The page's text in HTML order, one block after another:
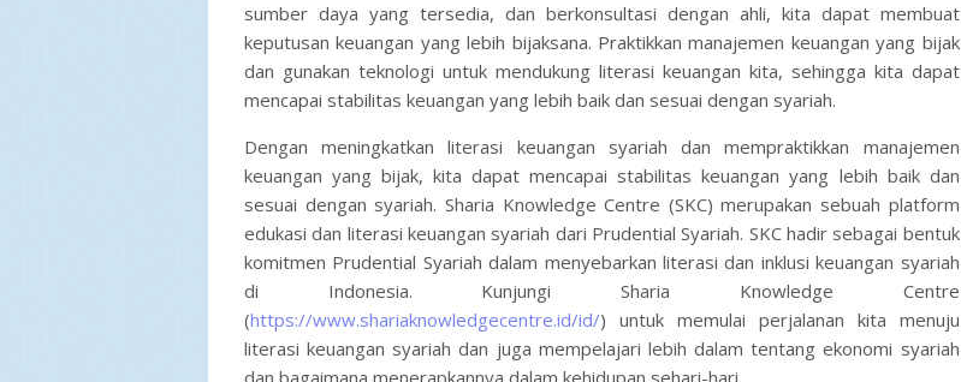
sumber daya yang tersedia, dan berkonsultasi dengan ahli, kita dapat membuat
keputusan keuangan yang lebih bijaksana. Praktikkan manajemen keuangan yang bijak
dan gunakan teknologi untuk mendukung literasi keuangan kita, sehingga kita dapat
mencapai stabilitas keuangan yang lebih baik dan sesuai dengan syariah.
Dengan meningkatkan literasi keuangan syariah dan mempraktikkan manajemen
keuangan yang bijak, kita dapat mencapai stabilitas keuangan yang lebih baik dan
sesuai dengan syariah. Sharia Knowledge Centre (SKC) merupakan sebuah platform
edukasi dan literasi keuangan syariah dari Prudential Syariah. SKC hadir sebagai bentuk
komitmen Prudential Syariah dalam menyebarkan literasi dan inklusi keuangan syariah
di Indonesia. Kunjungi Sharia Knowledge Centre
(https://www.shariaknowledgecentre.id/id/) untuk memulai perjalanan kita menuju
literasi keuangan syariah dan juga mempelajari lebih dalam tentang ekonomi syariah
dan bagaimana menerapkannya dalam kehidupan sehari-hari.